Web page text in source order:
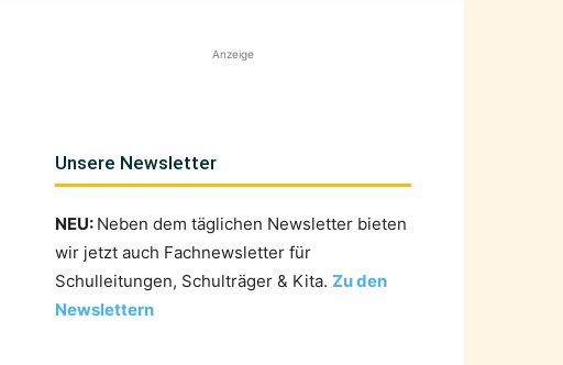
Anzeige
Unsere Newsletter
NEU: Neben dem täglichen Newsletter bieten
wir jetzt auch Fachnewsletter für
Schulleitungen, Schulträger & Kita. Zu den
Newslettern